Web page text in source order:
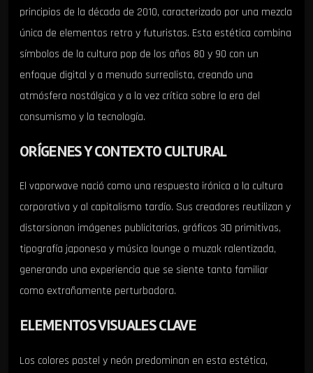
principios de la década de 2010, caracterizado por una mezcla
única de elementos retro y futuristas. Esta estética combina
símbolos de la cultura pop de los años 80 y 90 con un
enfoque digital y a menudo surrealista, creando una
atmósfera nostálgica y a la vez crítica sobre la era del
consumismo y la tecnología.
ORÍGENES Y CONTEXTO CULTURAL
El vaporwave nació como una respuesta irónica a la cultura
corporativa y al capitalismo tardío. Sus creadores reutilizan y
distorsionan imágenes publicitarias, gráficos 3D primitivas,
tipografía japonesa y música lounge o muzak ralentizada,
generando una experiencia que se siente tanto familiar
como extrañamente perturbadora.
ELEMENTOS VISUALES CLAVE
Los colores pastel y neón predominan en esta estética,